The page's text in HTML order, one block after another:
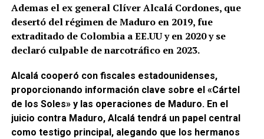
Ademas el ex general Clíver Alcalá Cordones, que
desertó del régimen de Maduro en 2019, fue
extraditado de Colombia a EE.UU y en 2020 y se
declaró culpable de narcotráfico en 2023.
Alcalá cooperó con fiscales estadounidenses,
proporcionando información clave sobre el «Cártel
de los Soles» y las operaciones de Maduro. En el
juicio contra Maduro, Alcalá tendrá un papel central
como testigo principal, alegando que los hermanos